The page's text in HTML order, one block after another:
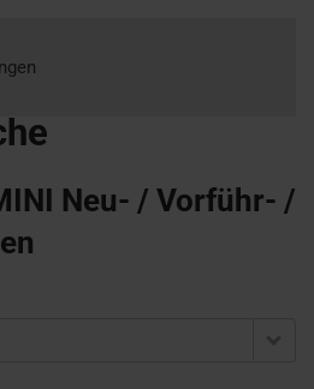
Neu- / Vorführ- /